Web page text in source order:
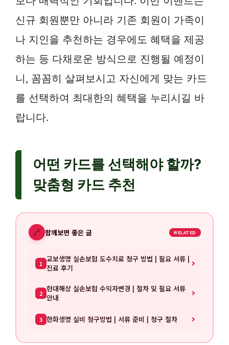
신규 회원뿐만 아니라 기존 회원이 가족이
나 지인을 추천하는 경우에도 혜택을 제공
하는 등 다채로운 방식으로 진행될 예정이
니, 꼼꼼히 살펴보시고 자신에게 맞는 카드
를 선택하여 최대한의 혜택을 누리시길 바
랍니다.
어떤 카드를 선택해야 할까?
맞춤형 카드 추천
🔗 함께보면 좋은 글 RELATED
1 교보생명 실손보험 도수치료 청구 방법 | 필요 서류 |
진료 후기
2 현대해상 실손보험 수익자변경 | 절차 및 필요 서류
안내
3 한화생명 실비 청구방법 | 서류 준비 | 청구 절차